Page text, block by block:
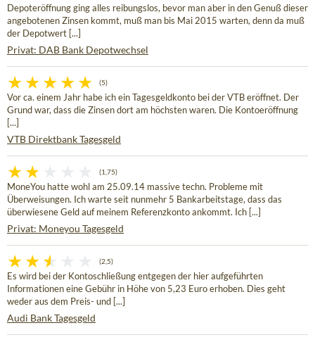
Depoteröffnung ging alles reibungslos, bevor man aber in den Genuß dieser
angebotenen Zinsen kommt, muß man bis Mai 2015 warten, denn da muß
der Depotwert [...]
Privat: DAB Bank Depotwechsel
(5)
Vor ca. einem Jahr habe ich ein Tagesgeldkonto bei der VTB eröffnet. Der
Grund war, dass die Zinsen dort am höchsten waren. Die Kontoeröffnung
[...]
VTB Direktbank Tagesgeld
(1,75)
MoneYou hatte wohl am 25.09.14 massive techn. Probleme mit
Überweisungen. Ich warte seit nunmehr 5 Bankarbeitstage, dass das
überwiesene Geld auf meinem Referenzkonto ankommt. Ich [...]
Privat: Moneyou Tagesgeld
(2,5)
Es wird bei der Kontoschließung entgegen der hier aufgeführten
Informationen eine Gebühr in Höhe von 5,23 Euro erhoben. Dies geht
weder aus dem Preis- und [...]
Audi Bank Tagesgeld